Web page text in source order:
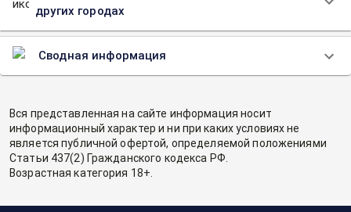
других городах
Сводная информация
Вся представленная на сайте информация носит
информационный характер и ни при каких условиях не
является публичной офертой, определяемой положениями
Статьи 437(2) Гражданского кодекса РФ.
Возрастная категория 18+.